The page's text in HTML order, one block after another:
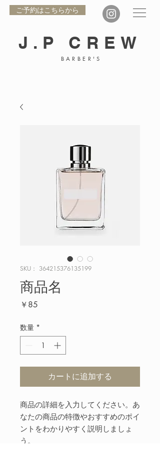
ご予約はこちらから
J.P CREW
BARBER'S
SKU： 364215376135199
商品名
￥85
数量 *
カートに追加する
商品の詳細を入力してください。あ
なたの商品の特徴やおすすめのポイ
ントをわかりやすく説明しましょ
う。